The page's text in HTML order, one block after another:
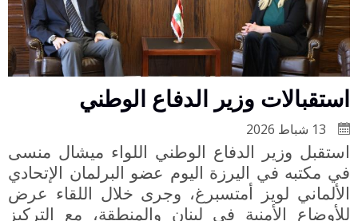
استقبالات وزير الدفاع الوطني
استقبل وزير الدفاع الوطني اللواء ميشال منسى
في مكتبه في اليرزة اليوم عضو البرلمان الإتحادي
الألماني لويز أمتسبرغ، وجرى خلال اللقاء عرض
للأوضاع الأمنية في لبنان والمنطقة، مع التركيز